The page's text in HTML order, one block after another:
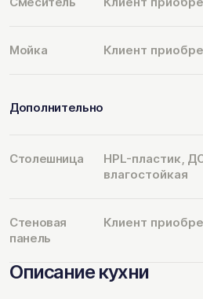
Мойка Клиент
Дополнительно
Столешница
HPL-пластик,
влагостойкая
Стеновая
панель
Клиент
Описание кухни